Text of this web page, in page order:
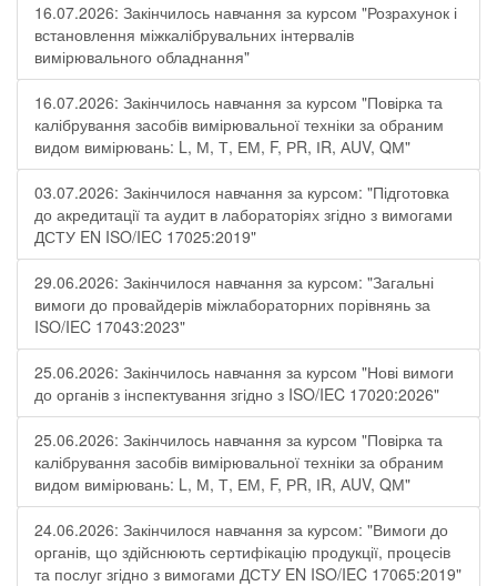
16.07.2026: Закінчилось навчання за курсом "Розрахунок і
встановлення міжкалібрувальних інтервалів
вимірювального обладнання"
16.07.2026: Закінчилось навчання за курсом "Повірка та
калібрування засобів вимірювальної техніки за обраним
видом вимірювань: L, М, Т, ЕМ, F, РR, ІR, АUV, QМ"
03.07.2026: Закінчилося навчання за курсом: "Підготовка
до акредитації та аудит в лабораторіях згідно з вимогами
ДСТУ EN ISO/IEC 17025:2019"
29.06.2026: Закінчилося навчання за курсом: "Загальні
вимоги до провайдерів міжлабораторних порівнянь за
ISO/IEC 17043:2023"
25.06.2026: Закінчилось навчання за курсом "Нові вимоги
до органів з інспектування згідно з ISO/IEC 17020:2026"
25.06.2026: Закінчилось навчання за курсом "Повірка та
калібрування засобів вимірювальної техніки за обраним
видом вимірювань: L, М, Т, ЕМ, F, РR, ІR, АUV, QМ"
24.06.2026: Закінчилося навчання за курсом: "Вимоги до
органів, що здійснюють сертифікацію продукції, процесів
та послуг згідно з вимогами ДСТУ EN ISO/IEC 17065:2019"